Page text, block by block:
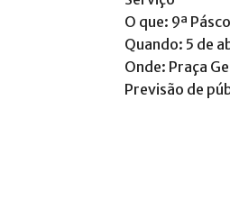
O que: 9ª
Quando: 5 de
Onde: Praça
Previsão de